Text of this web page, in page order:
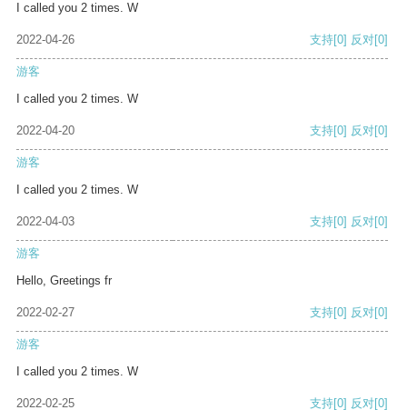
I called you 2 times. W
2022-04-26 支持[0] 反对[0]
游客
I called you 2 times. W
2022-04-20 支持[0] 反对[0]
游客
I called you 2 times. W
2022-04-03 支持[0] 反对[0]
游客
Hello, Greetings fr
2022-02-27 支持[0] 反对[0]
游客
I called you 2 times. W
2022-02-25 支持[0] 反对[0]